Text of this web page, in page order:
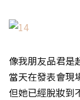
像我朋友品君是
當天在發表會現
但她已經脫妝到